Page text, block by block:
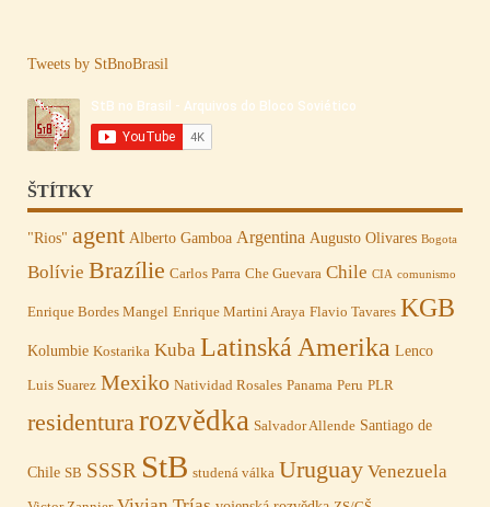
Tweets by StBnoBrasil
ŠTÍTKY
"Rios" agent Alberto Gamboa Argentina Augusto Olivares Bogota
Bolívie Brazílie Carlos Parra Che Guevara Chile CIA comunismo
Enrique Bordes Mangel Enrique Martini Araya Flavio Tavares KGB
Kolumbie Kostarika Kuba Latinská Amerika Lenco
Luis Suarez Mexiko Natividad Rosales Panama Peru PLR
residenturarozvědka Salvador Allende Santiago de
Chile SB SSSR StB studená válka Uruguay Venezuela